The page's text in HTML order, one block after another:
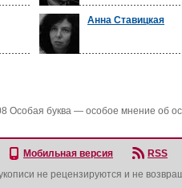
Анна Ставицкая
Особая буква — особое мнение об
Мобильная версия
RSS
не рецензируются и не